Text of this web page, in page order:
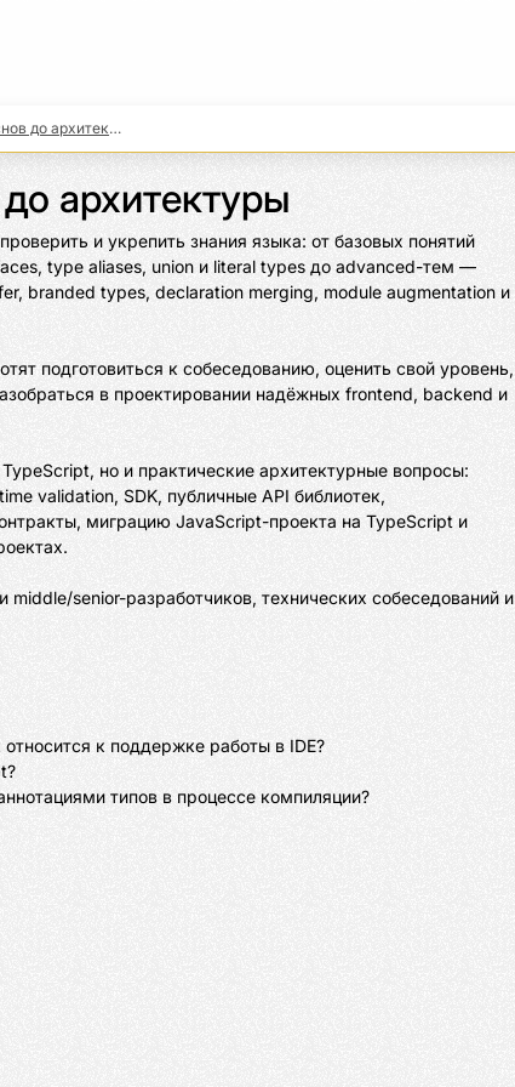
TypeScript: от основ до архитектуры
архитектуры
и укрепить знания языка: от базовых понятий
type aliases, union и literal types до advanced-тем —
branded types, declaration merging, module augmentation и
подготовиться к собеседованию, оценить свой уровень,
в проектировании надёжных frontend, backend и
но и практические архитектурные вопросы:
validation, SDK, публичные API библиотек,
миграцию JavaScript-проекта на TypeScript и
middle/senior-разработчиков, технических собеседований и
к поддержке работы в IDE?
типов в процессе компиляции?